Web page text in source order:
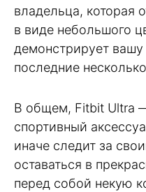
владельца, которая
в виде небольшого
демонстрирует вашу
последние
В общем, Fitbit Ultra
спортивный
иначе следит за
оставаться в
перед собой некую